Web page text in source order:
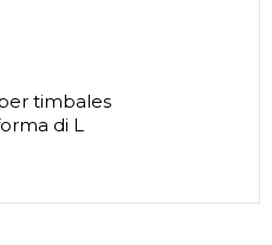
timbales
di L